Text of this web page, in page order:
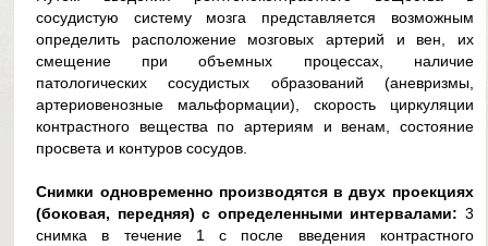
сосудистую систему мозга представляется возможным
определить расположение мозговых артерий и вен, их
смещение при объемных процессах, наличие
патологических сосудистых образований (аневризмы,
артериовенозные мальформации), скорость циркуляции
контрастного вещества по артериям и венам, состояние
просвета и контуров сосудов.
Снимки одновременно производятся в двух проекциях
(боковая, передняя) с определенными интервалами: 3
снимка в течение 1 с после введения контрастного